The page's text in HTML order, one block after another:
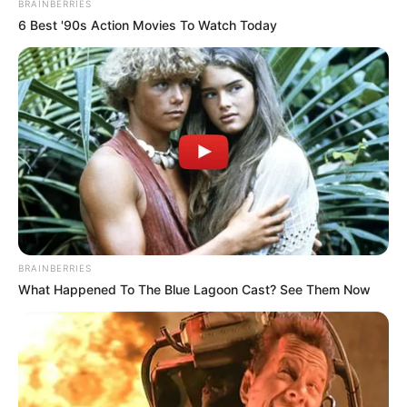
EDAD
“Este hombre de 31 años
se llevó a mi hija de 13 en
la vereda Pastales”: Alirio
Navarro
CARGAR MÁS
TEMAS DESTACADOS
EMERGENCIAS POR LLUVIAS
FUERTES LLUVIAS
VIA AL LLANO
LIGA BETPLAY
METRO DE MEDELLÍN
BRAINBERRIES
6 Best '90s Action Movies To Watch Today
BRAINBERRIES
What Happened To The Blue Lagoon Cast? See Them Now